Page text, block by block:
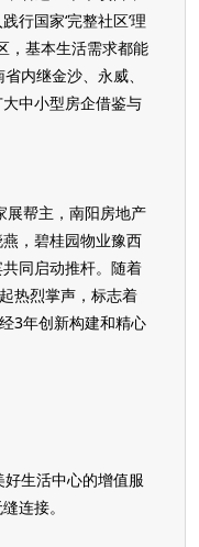
行国家‘完整社区’理
，基本生活需求都能
内继金沙、永威、
中小型房企借鉴与
展帮主，南阳房地产
，碧桂园物业豫西
同启动推杆。随着
热烈掌声，标志着
3年创新构建和精心
生活中心的增值服
连接。